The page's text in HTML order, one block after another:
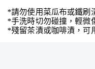
*請勿使用菜瓜布或鐵刷
*手洗時切勿碰撞，輕微
*殘留茶漬或咖啡漬，可